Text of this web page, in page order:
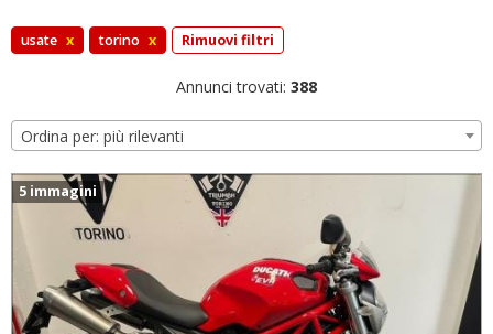
usate x torino x Rimuovi filtri
Annunci trovati: 388
Ordina per: più rilevanti
5 immagini